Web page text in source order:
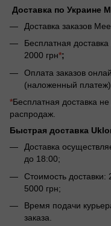
Доставка по Украине
Доставка заказов
Бесплатная
2000 грн*;
Оплата заказов
(наложенный платеж)
*Бесплатная доставка
распродаж.
Быстрая доставка
Доставка
до 18:00;
Стоимость доставки:
5000 грн;
Время подачи
заказа.